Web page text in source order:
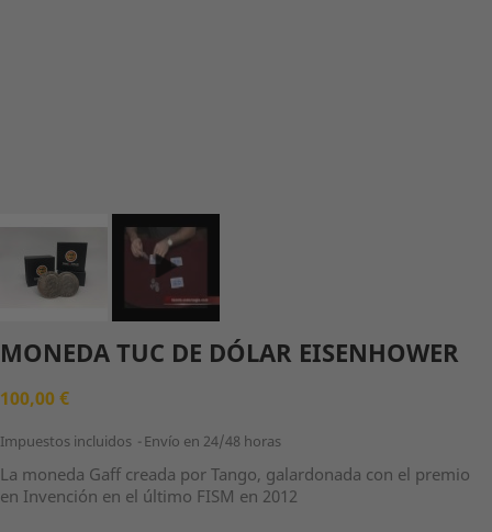
MONEDA TUC DE DÓLAR EISENHOWER
100,00 €
Impuestos incluidos Envío en 24/48 horas
La moneda Gaff creada por Tango, galardonada con el premio
en Invención en el último FISM en 2012